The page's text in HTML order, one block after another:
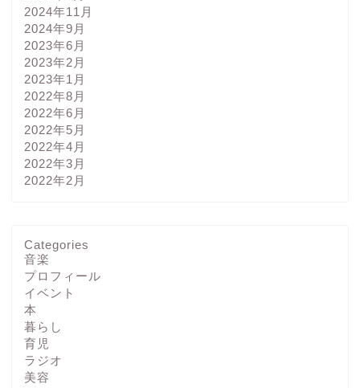
2024年11月
2024年9月
2023年6月
2023年2月
2023年1月
2022年8月
2022年6月
2022年5月
2022年4月
2022年3月
2022年2月
Categories
音楽
プロフィール
イベント
本
暮らし
育児
ラジオ
美容